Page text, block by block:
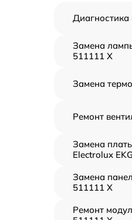
Диагностика
Замена
511111 X
Замена
Ремонт
Замена
Electrolux
Замена
511111 X
Ремонт